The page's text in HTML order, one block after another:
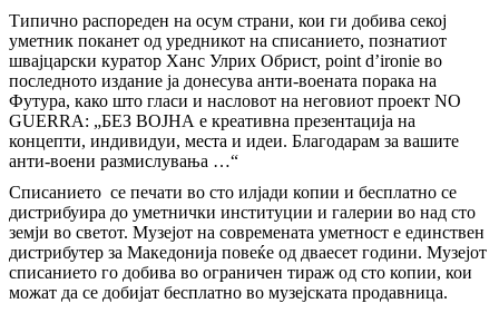
Типично распореден на осум страни, кои ги добива секој
уметник поканет од уредникот на списанието, познатиот
швајцарски куратор Ханс Улрих Обрист, point d’ironie во
последното издание ја донесува анти-воената порака на
Футура, како што гласи и насловот на неговиот проект NO
GUERRA: „БЕЗ ВОЈНА е креативна презентација на
концепти, индивидуи, места и идеи. Благодарам за вашите
анти-воени размислувања …“
Списанието се печати во сто илјади копии и бесплатно се
дистрибуира до уметнички институции и галерии во над сто
земји во светот. Музејот на современата уметност е единствен
дистрибутер за Македонија повеќе од дваесет години. Музејот
списанието го добива во ограничен тираж од сто копии, кои
можат да се добијат бесплатно во музејската продавница.